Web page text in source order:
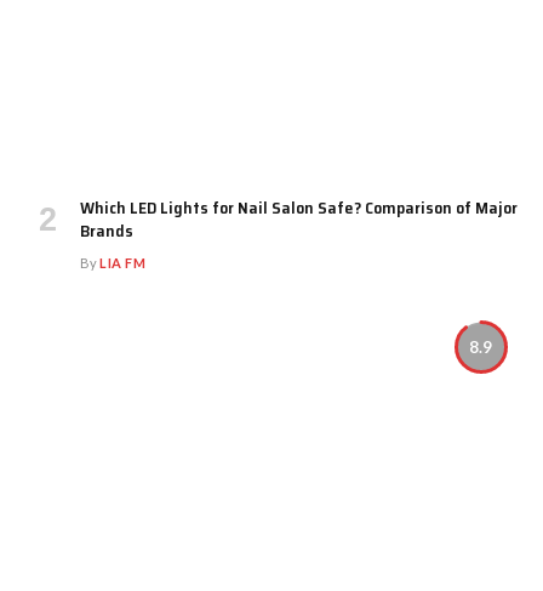
Which LED Lights for Nail Salon Safe? Comparison of Major
Brands
ByLIA FM
8.9